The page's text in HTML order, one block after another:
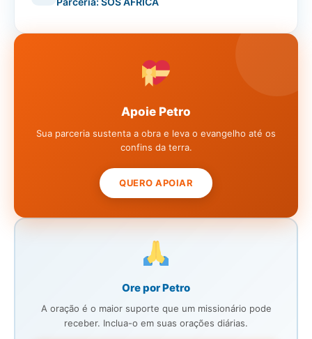
Apoie Petro
Sua parceria sustenta a obra e leva o evangelho até os
confins da terra.
QUERO APOIAR
Ore por Petro
A oração é o maior suporte que um missionário pode
receber. Inclua-o em suas orações diárias.